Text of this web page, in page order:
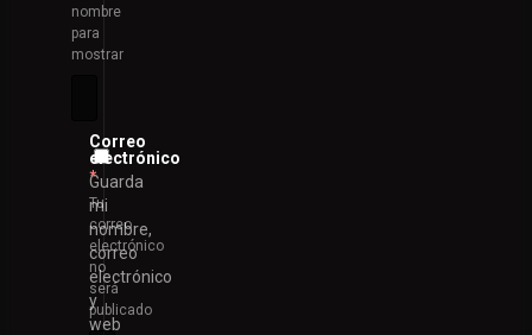
nombre
para
mostrar
Correo
electrónico
*
Tu
correo
electrónico
no
será
publicado
Guarda
mi
nombre,
correo
electrónico
y
web